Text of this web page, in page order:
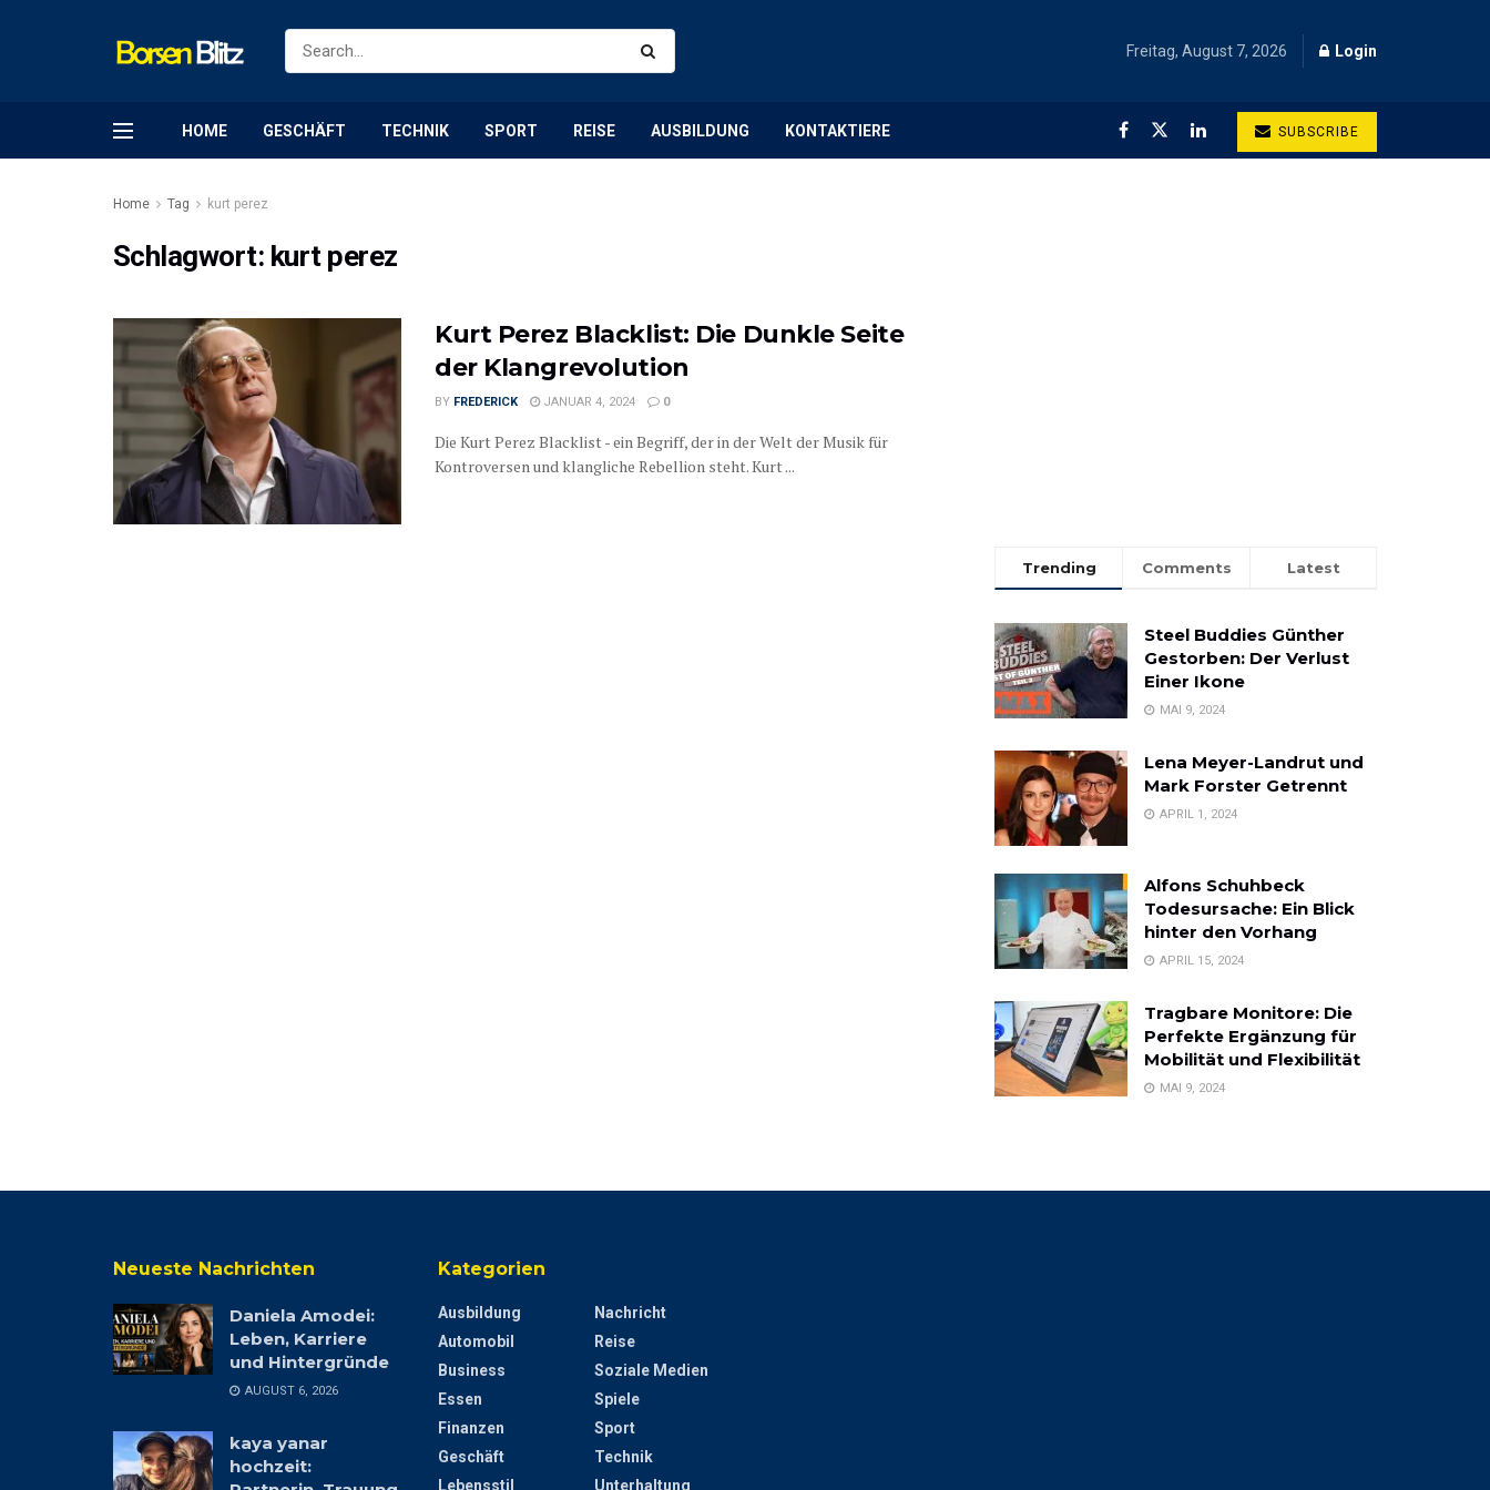
Freitag, August 7, 2026 Login
HOME GESCHÄFT TECHNIK SPORT REISE AUSBILDUNG KONTAKTIERE SUBSCRIBE
Home Tag kurt perez
Schlagwort: kurt perez
Kurt Perez Blacklist: Die Dunkle Seite
der Klangrevolution
BY FREDERICK JANUAR 4, 2024 0
Die Kurt Perez Blacklist - ein Begriff, der in der Welt der Musik für
Kontroversen und klangliche Rebellion steht. Kurt ...
Trending Comments Latest
Steel Buddies Günther
Gestorben: Der Verlust
Einer Ikone
MAI 9, 2024
Lena Meyer-Landrut und
Mark Forster Getrennt
APRIL 1, 2024
Alfons Schuhbeck
Todesursache: Ein Blick
hinter den Vorhang
APRIL 15, 2024
Tragbare Monitore: Die
Perfekte Ergänzung für
Mobilität und Flexibilität
MAI 9, 2024
Neueste Nachrichten
Daniela Amodei:
Leben, Karriere
und Hintergründe
AUGUST 6, 2026
kaya yanar
hochzeit:
Kategorien
Ausbildung
Automobil
Business
Essen
Finanzen
Geschäft
Lebensstil
Nachricht
Reise
Soziale Medien
Spiele
Sport
Technik
Unterhaltung